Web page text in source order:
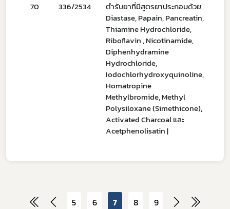
70 336/2534
ตำรับยาที่มีสูตรยาประกอบด้วย
Diastase, Papain, Pancreatin,
Thiamine Hydrochloride,
Riboflavin , Nicotinamide,
Diphenhydramine
Hydrochloride,
Iodochlorhydroxyquinoline,
Homatropine
Methylbromide, Methyl
Polysiloxane (Simethicone),
Activated Charcoal และ
Acetphenolisatin |
5 6 7 8 9